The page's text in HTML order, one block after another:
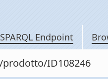
SPARQL Endpoint
ID108246